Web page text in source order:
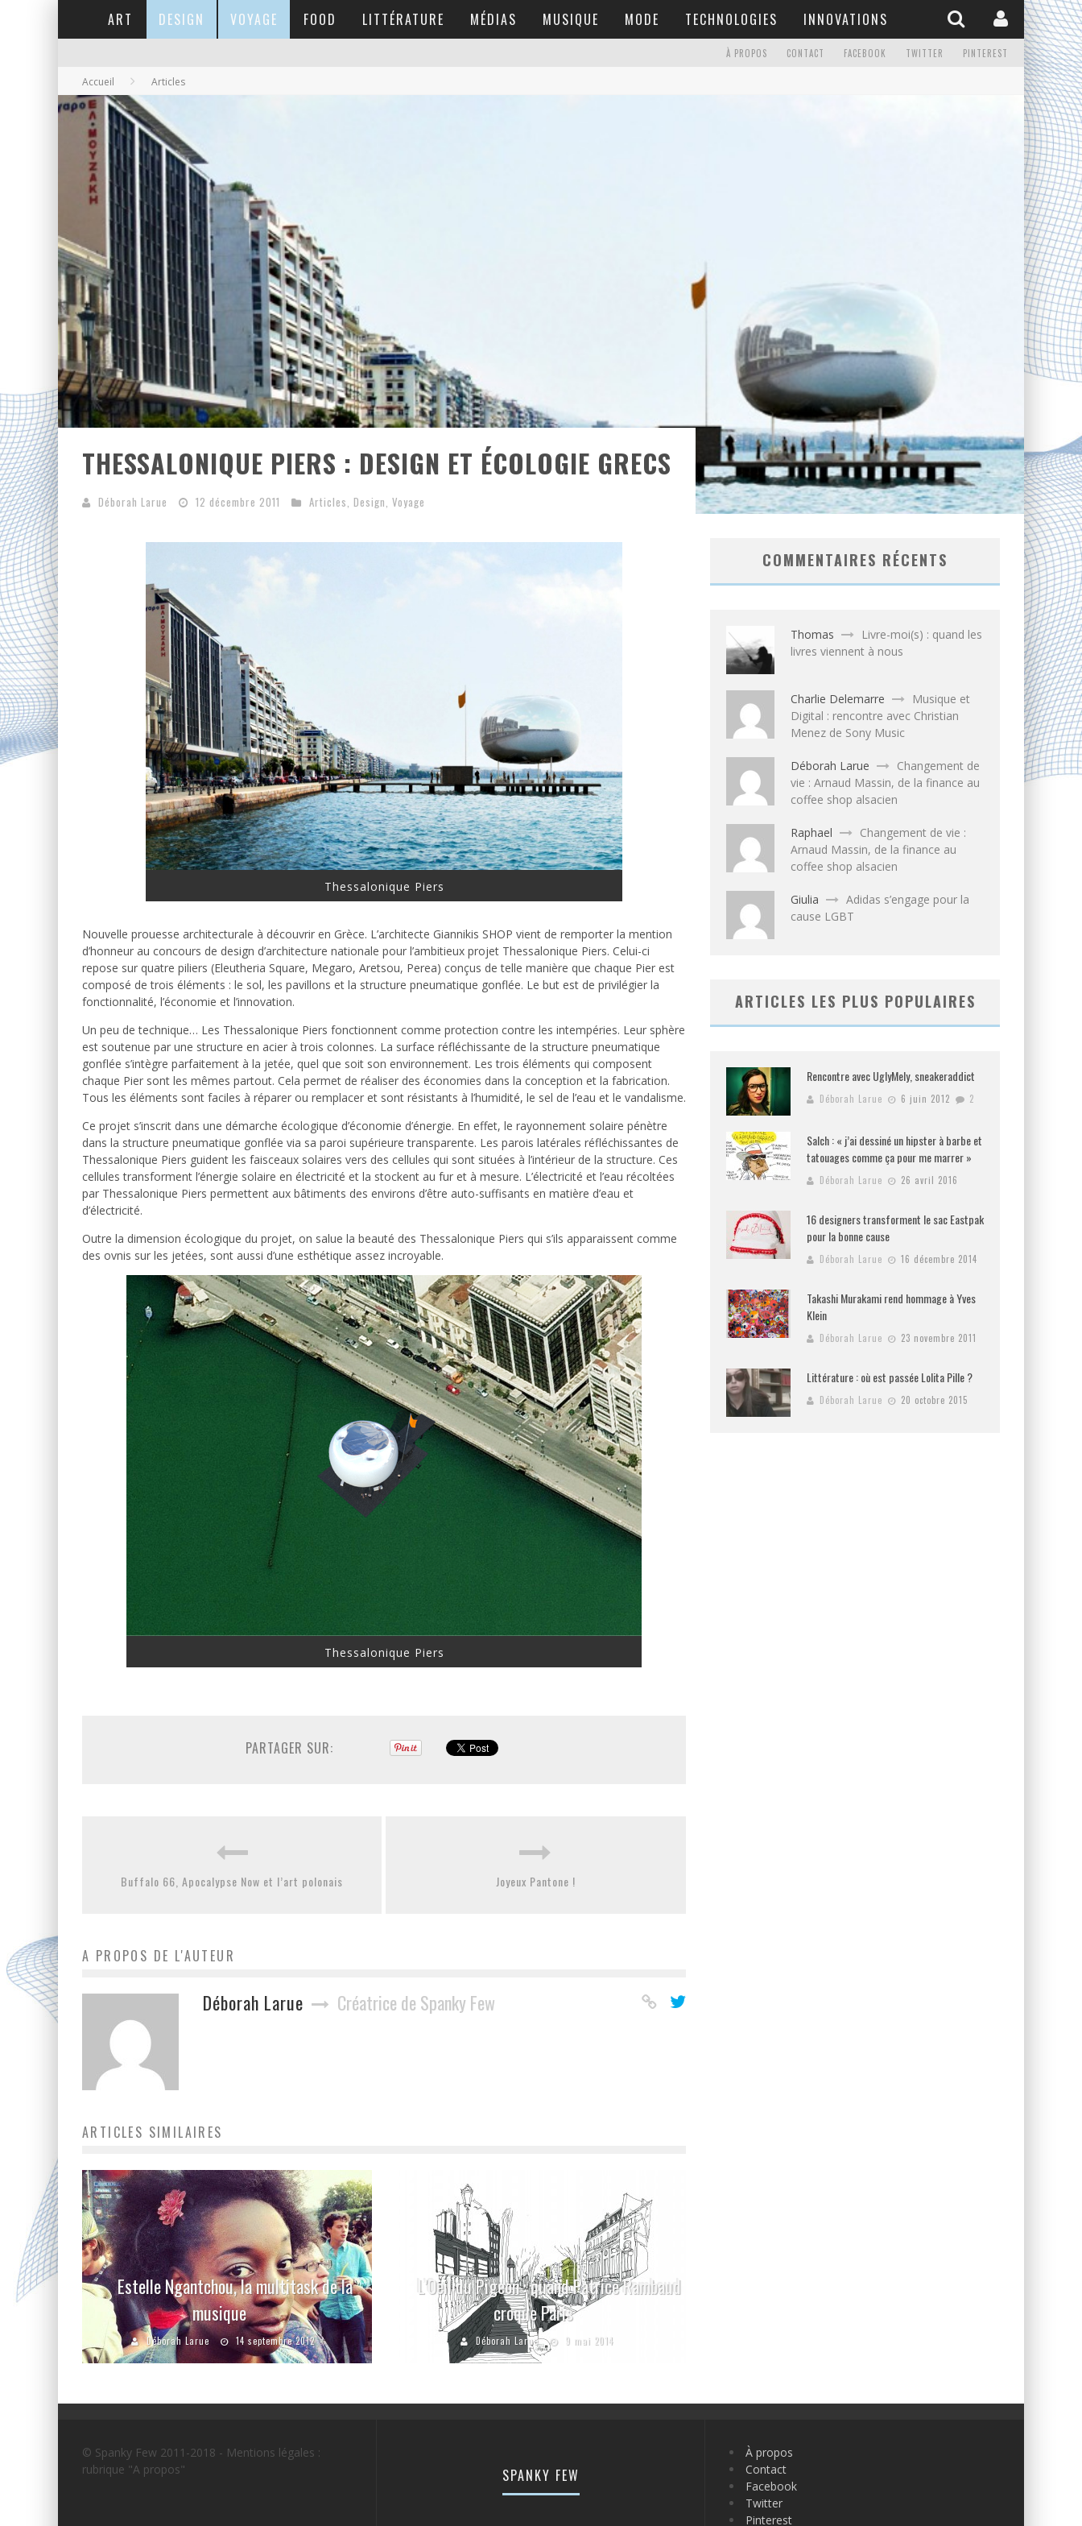
ART DESIGN VOYAGE FOOD LITTÉRATURE MÉDIAS MUSIQUE MODE TECHNOLOGIES INNOVATIONS
À PROPOS CONTACT FACEBOOK TWITTER PINTEREST
Accueil Articles
THESSALONIQUE PIERS : DESIGN ET ÉCOLOGIE GRECS
Déborah Larue 12 décembre 2011 Articles, Design, Voyage
Thessalonique Piers
Nouvelle prouesse architecturale à découvrir en Grèce. L’architecte Giannikis SHOP vient de remporter la mention
d’honneur au concours de design d’architecture nationale pour l’ambitieux projet Thessalonique Piers. Celui-ci
repose sur quatre piliers (Eleutheria Square, Megaro, Aretsou, Perea) conçus de telle manière que chaque Pier est
composé de trois éléments : le sol, les pavillons et la structure pneumatique gonflée. Le but est de privilégier la
fonctionnalité, l’économie et l’innovation.
Un peu de technique… Les Thessalonique Piers fonctionnent comme protection contre les intempéries. Leur sphère
est soutenue par une structure en acier à trois colonnes. La surface réfléchissante de la structure pneumatique
gonflée s’intègre parfaitement à la jetée, quel que soit son environnement. Les trois éléments qui composent
chaque Pier sont les mêmes partout. Cela permet de réaliser des économies dans la conception et la fabrication.
Tous les éléments sont faciles à réparer ou remplacer et sont résistants à l’humidité, le sel de l’eau et le vandalisme.
Ce projet s’inscrit dans une démarche écologique d’économie d’énergie. En effet, le rayonnement solaire pénètre
dans la structure pneumatique gonflée via sa paroi supérieure transparente. Les parois latérales réfléchissantes de
Thessalonique Piers guident les faisceaux solaires vers des cellules qui sont situées à l’intérieur de la structure. Ces
cellules transforment l’énergie solaire en électricité et la stockent au fur et à mesure. L’électricité et l’eau récoltées
par Thessalonique Piers permettent aux bâtiments des environs d’être auto-suffisants en matière d’eau et
d’électricité.
Outre la dimension écologique du projet, on salue la beauté des Thessalonique Piers qui s’ils apparaissent comme
des ovnis sur les jetées, sont aussi d’une esthétique assez incroyable.
Thessalonique Piers
PARTAGER SUR:
Buffalo 66, Apocalypse Now et l’art polonais Joyeux Pantone !
A PROPOS DE L'AUTEUR
Déborah Larue Créatrice de Spanky Few
ARTICLES SIMILAIRES
Estelle Ngantchou, la multitask de la
musique
Déborah Larue 14 septembre 2012
L’Oeil du Pigeon : quand Patrice Rambaud
croque Paris
Déborah Larue 9 mai 2014
COMMENTAIRES RÉCENTS
Thomas
Livre-moi(s) : quand les
livres viennent à nous
Charlie Delemarre
Musique et
Digital : rencontre avec Christian
Menez de Sony Music
Déborah Larue
Changement de
vie : Arnaud Massin, de la finance au
coffee shop alsacien
Raphael
Changement de vie :
Arnaud Massin, de la finance au
coffee shop alsacien
Giulia
Adidas s’engage pour la
cause LGBT
ARTICLES LES PLUS POPULAIRES
Rencontre avec UglyMely, sneakeraddict
Déborah Larue 6 juin 2012 2
Salch : « j’ai dessiné un hipster à barbe et
tatouages comme ça pour me marrer »
Déborah Larue 26 avril 2016
16 designers transforment le sac Eastpak
pour la bonne cause
Déborah Larue 16 décembre 2014
Takashi Murakami rend hommage à Yves
Klein
Déborah Larue 23 novembre 2011
Littérature : où est passée Lolita Pille ?
Déborah Larue 20 octobre 2015
© Spanky Few 2011-2018 - Mentions légales :
rubrique "A propos"
SPANKY FEW
À propos
Contact
Facebook
Twitter
Pinterest